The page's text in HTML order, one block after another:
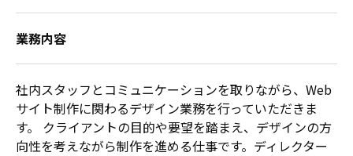
業務内容
社内スタッフとコミュニケーションを取りながら、Web
サイト制作に関わるデザイン業務を行っていただきま
す。
クライアントの目的や要望を踏まえ、デザインの方
向性を考えながら制作を進める仕事です。ディレクター